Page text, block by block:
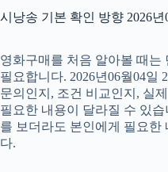
시낭송 기본 확인 방향 2026년
영화구매를 처음 알아볼 때는
필요합니다. 2026년06월04일
문의인지, 조건 비교인지, 실
필요한 내용이 달라질 수 있
를 보더라도 본인에게 필요한
다.